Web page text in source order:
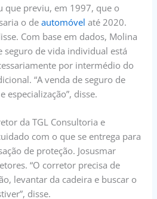
que previu, em 1997, que o
o deautomóvel até 2020.
Com base em dados, Molina
seguro de vida individual está
por intermédio do
“A venda de seguro de
disse.
da TGL Consultoria e
com o que se entrega para
de proteção. Josusmar
“O corretor precisa de
levantar da cadeira e buscar o
disse.